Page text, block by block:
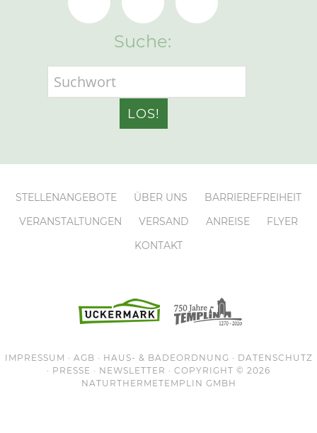
Suche:
STELLENANGEBOTE ÜBER UNS
BARRIEREFREIHEIT
VERANSTALTUNGEN
VERSAND ANREISE
FLYER
KONTAKT
IMPRESSUM · AGB · HAUS- & BADEORDNUNG · DATENSCHUTZ
· PRESSE · NEWSLETTER · COPYRIGHT © 2026
NATURTHERMETEMPLIN GMBH